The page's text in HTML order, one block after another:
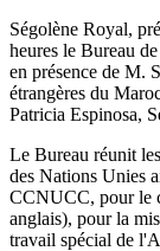
Ségolène Royal,
heures le Bureau
en présence de M.
étrangères du
Patricia Espinosa,
Le Bureau réunit
des Nations Unies
CCNUCC, pour le
anglais), pour la
travail spécial de